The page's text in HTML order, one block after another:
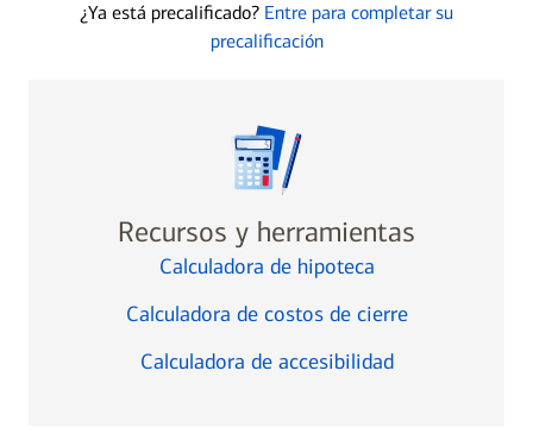
a
a
¿Ya está precalificado? Entre para completar su
precalificación
Recursos y herramientas
Calculadora de hipoteca
Calculadora de costos de cierre
Calculadora de accesibilidad